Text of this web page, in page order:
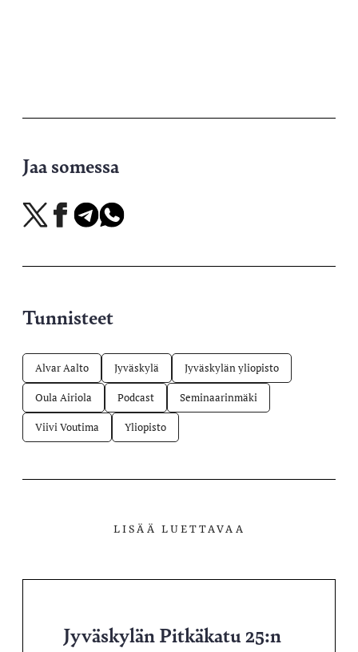
Jaa somessa
Jaa
X-
Jaa
Facebookissa
Jaa
Telegramissa
Jaa
WhatsAppissa
Tunnisteet
Alvar Aalto Jyväskylä Jyväskylän yliopisto
Oula Airiola Podcast Seminaarinmäki
Viivi Voutima Yliopisto
LISÄÄ LUETTAVAA
Jyväskylän Pitkäkatu 25:n